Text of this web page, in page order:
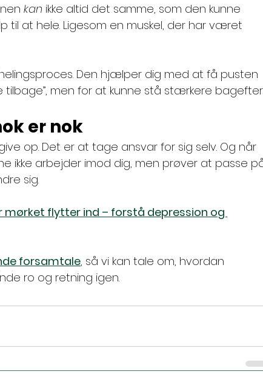
kan ikke altid det samme, som den kunne
til at hele. Ligesom en muskel, der har været
Den hjælper dig med at få pusten
tilbage”, men for at kunne stå stærkere
er nok
op. Det er at tage ansvar for sig selv. Og når
ikke arbejder imod dig, men prøver at passe
sig.
mørket flytter ind – forstå depression og
forsamtale, så vi kan tale om, hvordan
ro og retning igen.